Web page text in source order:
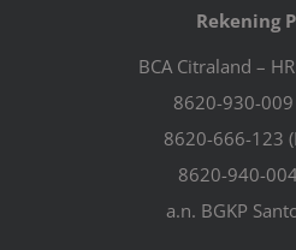
Rekening
BCA Citraland –
8620-930-
8620-666-123
8620-940-
a.n. BGKP